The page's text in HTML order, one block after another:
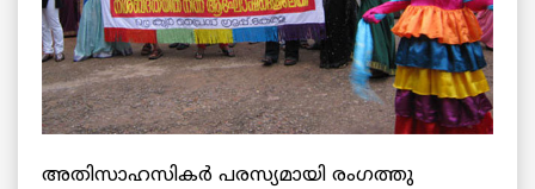
അതിസാഹസികര്‍ പരസ്യമായി രംഗത്തു